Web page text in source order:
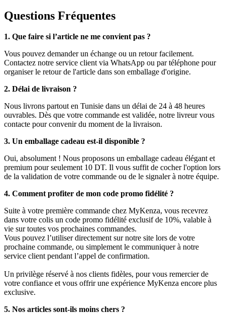
Questions Fréquentes
1. Que faire si l’article ne me convient pas ?
Vous pouvez demander un échange ou un retour facilement.
Contactez notre service client via WhatsApp ou par téléphone pour
organiser le retour de l'article dans son emballage d'origine.
2. Délai de livraison ?
Nous livrons partout en Tunisie dans un délai de 24 à 48 heures
ouvrables. Dès que votre commande est validée, notre livreur vous
contacte pour convenir du moment de la livraison.
3. Un emballage cadeau est-il disponible ?
Oui, absolument ! Nous proposons un emballage cadeau élégant et
premium pour seulement 10 DT. Il vous suffit de cocher l'option lors
de la validation de votre commande ou de le signaler à notre équipe.
4. Comment profiter de mon code promo fidélité ?
Suite à votre première commande chez MyKenza, vous recevrez
dans votre colis un code promo fidélité exclusif de 10%, valable à
vie sur toutes vos prochaines commandes.
Vous pouvez l’utiliser directement sur notre site lors de votre
prochaine commande, ou simplement le communiquer à notre
service client pendant l’appel de confirmation.
Un privilège réservé à nos clients fidèles, pour vous remercier de
votre confiance et vous offrir une expérience MyKenza encore plus
exclusive.
5. Nos articles sont-ils moins chers ?